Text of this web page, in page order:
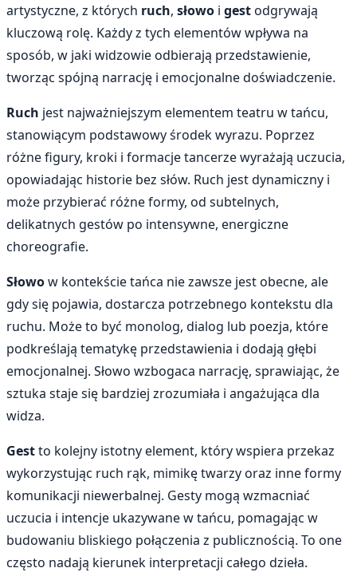
artystyczne, z których ruch, słowo i gestodgrywają
kluczową rolę. Każdy z tych elementów wpływa na
sposób, w jaki widzowie odbierają przedstawienie,
tworząc spójną narrację i emocjonalne doświadczenie.
Ruch jest najważniejszym elementem teatru w tańcu,
stanowiącym podstawowy środek wyrazu. Poprzez
różne figury, kroki i formacje tancerze wyrażają uczucia,
opowiadając historie bez słów. Ruch jest dynamiczny i
może przybierać różne formy, od subtelnych,
delikatnych gestów po intensywne, energiczne
choreografie.
Słowow kontekście tańca nie zawsze jest obecne, ale
gdy się pojawia, dostarcza potrzebnego kontekstu dla
ruchu. Może to być monolog, dialog lub poezja, które
podkreślają tematykę przedstawienia i dodają głębi
emocjonalnej. Słowo wzbogaca narrację, sprawiając, że
sztuka staje się bardziej zrozumiała i angażująca dla
widza.
Gestto kolejny istotny element, który wspiera przekaz
wykorzystując ruch rąk, mimikę twarzy oraz inne formy
komunikacji niewerbalnej. Gesty mogą wzmacniać
uczucia i intencje ukazywane w tańcu, pomagając w
budowaniu bliskiego połączenia z publicznością. To one
często nadają kierunek interpretacji całego dzieła.